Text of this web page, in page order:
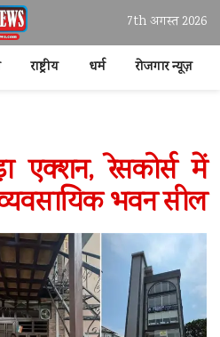
7th अगस्त 2026
राष्ट्रीय धर्म रोजगार न्यूज़
एक्शन, रेसकोर्स में
भवन सील